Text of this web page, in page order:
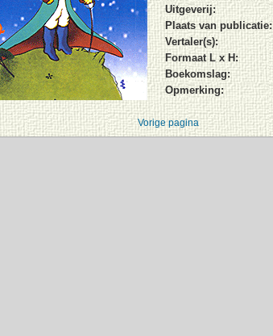
Uitgeverij:
Plaats van publicatie:
Vertaler(s):
Formaat L x H:
Boekomslag:
Opmerking:
Vorige pagina